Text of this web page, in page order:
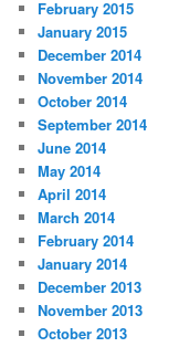
February 2015
January 2015
December 2014
November 2014
October 2014
September 2014
June 2014
May 2014
April 2014
March 2014
February 2014
January 2014
December 2013
November 2013
October 2013